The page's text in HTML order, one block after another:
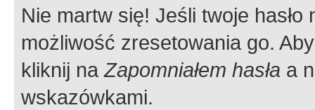
Nie martw się! Jeśli twoje
możliwość zresetowania go.
kliknij naZapomniałem hasła a
wskazówkami.